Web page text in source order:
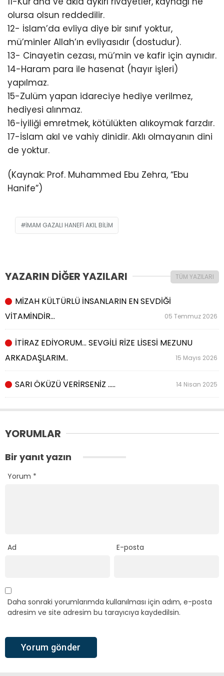
olursa olsun reddedilir.
12- İslam’da evliya diye bir sınıf yoktur,
mü’minler Allah’ın evliyasıdır (dostudur).
13- Cinayetin cezası, mü’min ve kafir için aynıdır.
14-Haram para ile hasenat (hayır işleri)
yapılmaz.
15-Zulüm yapan idareciye hediye verilmez,
hediyesi alınmaz.
16-İyiliği emretmek, kötülükten alıkoymak farzdır.
17-İslam akıl ve vahiy dinidir. Aklı olmayanın dini
de yoktur.
(Kaynak: Prof. Muhammed Ebu Zehra, “Ebu
Hanife”)
İMAM GAZALI HANEFİ AKIL BİLİM
YAZARIN DİĞER YAZILARI TÜM YAZILARI
MİZAH KÜLTÜRLÜ İNSANLARIN EN SEVDİĞİ
VİTAMİNDİR…
05 Temmuz 2026
İTİRAZ EDİYORUM… SEVGİLİ RİZE LİSESİ MEZUNU
ARKADAŞLARIM..
15 Mayıs 2026
SARI ÖKÜZÜ VERİRSENİZ ….. 14 Nisan 2025
YORUMLAR
Bir yanıt yazın
Yorum *
Ad E-posta
Daha sonraki yorumlarımda kullanılması için adım, e-posta
adresim ve site adresim bu tarayıcıya kaydedilsin.